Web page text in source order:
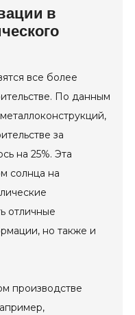
в
все более
По данным
за
на 25%. Эта
солнца на
отличные
но также и
производстве